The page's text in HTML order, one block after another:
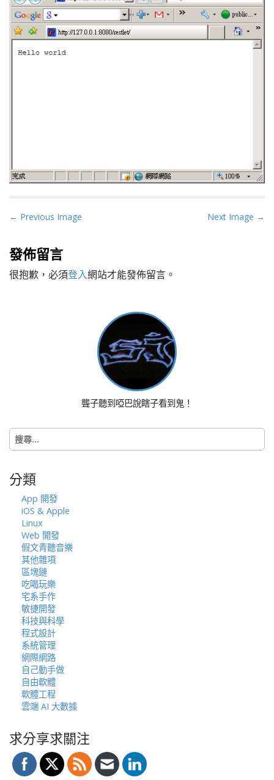
P
s
t
n
← Previous Image Next Image →
發佈留言
很抱歉，必須登入網站才能發佈留言。
聾子聽到啞巴說瞎子看到鬼！
搜
尋
字:
分類
App 開發
iOS & Apple
Linux
Web 開發
假文青聽音樂
其他雜項
區塊鏈
吃喝玩樂
宅系手作
敏捷開發
科技與科學
程式設計
系統管理
網際網路
自己動手做
自由軟體
軟體工程
雲端 AI 大數據
求分享求關注